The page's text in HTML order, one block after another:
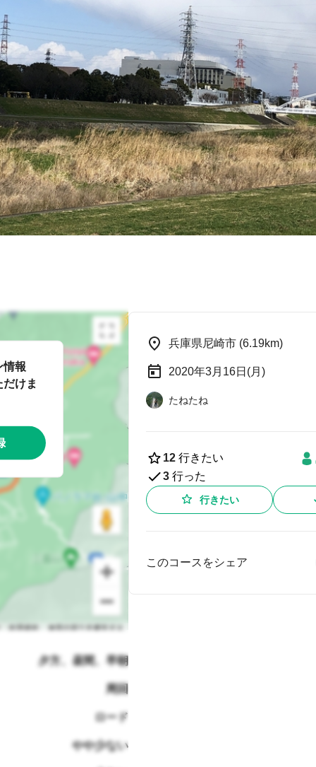
夕方、昼間、早朝
周回
ロード
やや少ない
情報
けま
兵庫県尼崎市 (6.19km)
2020年3月16日(月)
たねたね
12 行きたい
3 行った
行きたい
このコースをシェア